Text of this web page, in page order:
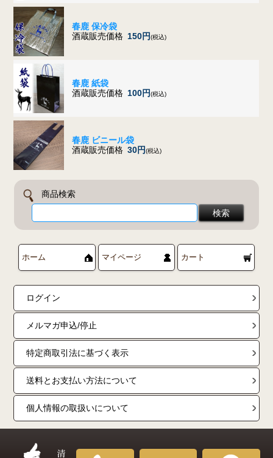
春鹿 保冷袋
酒蔵販売価格 150円(税込)
春鹿 紙袋
酒蔵販売価格 100円(税込)
春鹿 ビニール袋
酒蔵販売価格 30円(税込)
商品検索
ホーム マイページ カート
ログイン
メルマガ申込/停止
特定商取引法に基づく表示
送料とお支払い方法について
個人情報の取扱いについて